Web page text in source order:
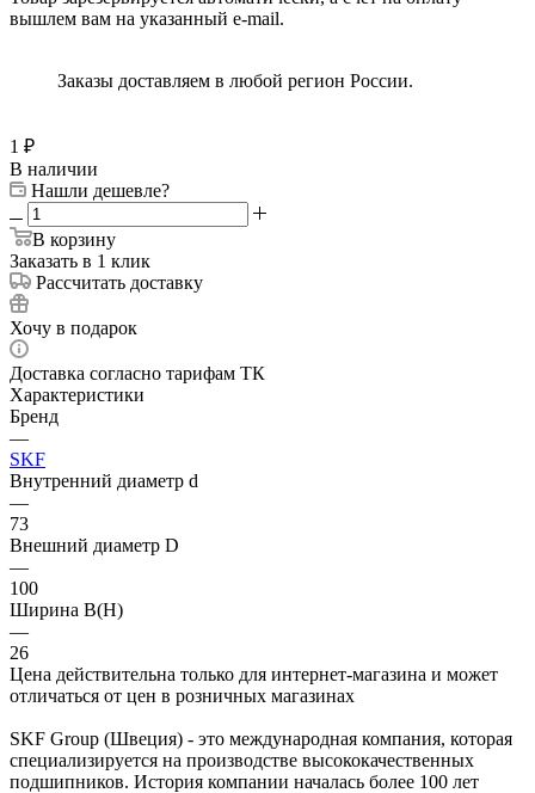
вышлем вам на указанный e-mail.
Заказы доставляем в любой регион России.
1 ₽
В наличии
Нашли дешевле?
В корзину
Заказать в 1 клик
Рассчитать доставку
Хочу в подарок
Доставка согласно тарифам ТК
Характеристики
Бренд
—
SKF
Внутренний диаметр d
—
73
Внешний диаметр D
—
100
Ширина B(H)
—
26
Цена действительна только для интернет-магазина и может
отличаться от цен в розничных магазинах
SKF Group (Швеция) - это международная компания, которая
специализируется на производстве высококачественных
подшипников. История компании началась более 100 лет